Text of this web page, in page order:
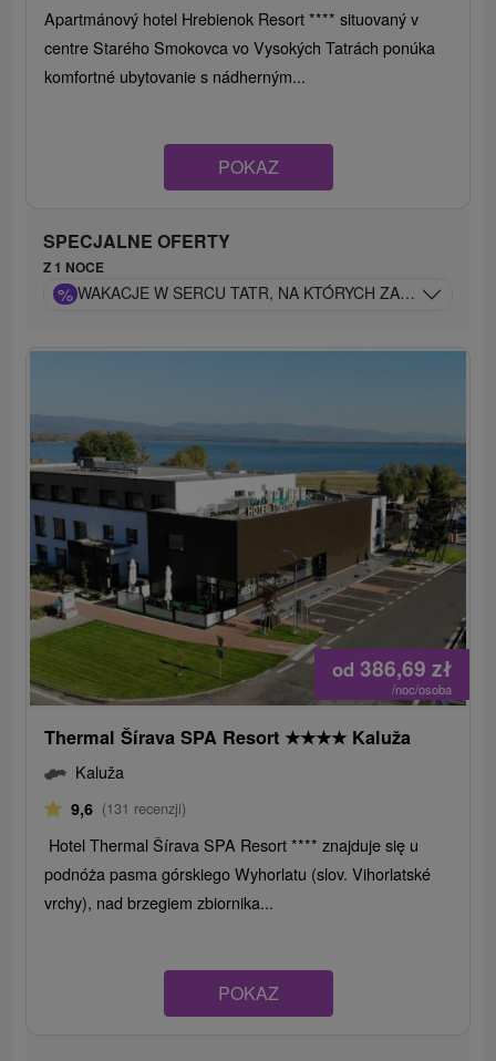
Apartmánový hotel Hrebienok Resort **** situovaný v
centre Starého Smokovca vo Vysokých Tatrách ponúka
komfortné ubytovanie s nádherným...
POKAZ
SPECJALNE OFERTY
Z 1 NOCE
% WAKACJE W SERCU TATR, NA KTÓRYCH ZAZNASZ
od 386,69 zł
/noc/osoba
Thermal Šírava SPA Resort ★★★★ Kaluža
Kaluža
9,6 (131 recenzji)
Hotel Thermal Šírava SPA Resort **** znajduje się u
podnóża pasma górskiego Wyhorlatu (slov. Vihorlatské
vrchy), nad brzegiem zbiornika...
POKAZ